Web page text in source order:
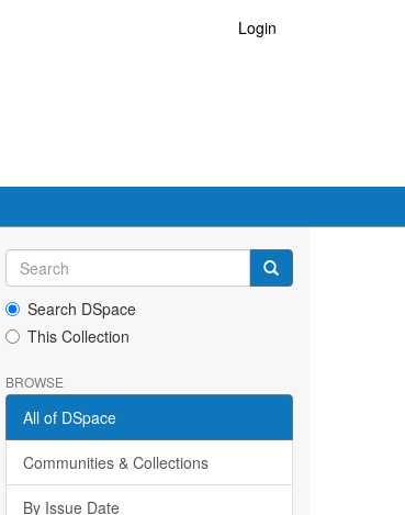
Login
Search DSpace
This Collection
BROWSE
All of DSpace
Communities & Collections
By Issue Date